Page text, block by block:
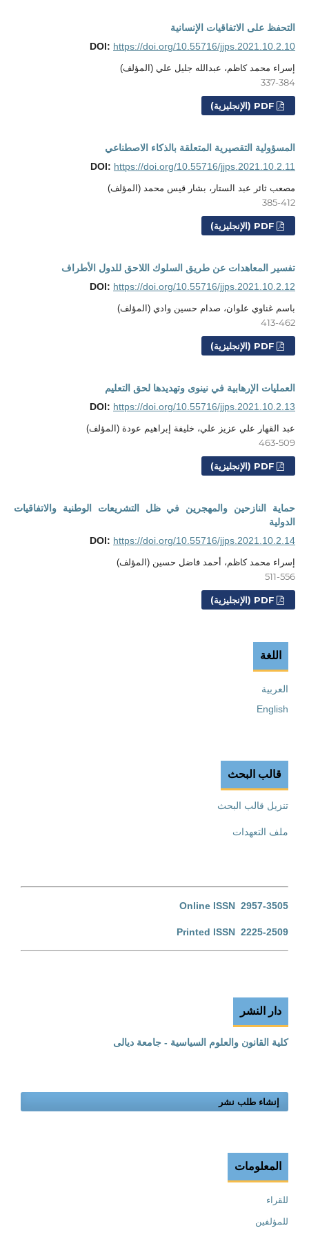
التحفظ على الاتفاقيات الإنسانية
DOI: https://doi.org/10.55716/jjps.2021.10.2.10
إسراء محمد كاظم، عبدالله جليل علي (المؤلف)
337-384
PDF (الإنجليزية)
المسؤولية التقصيرية المتعلقة بالذكاء الاصطناعي
DOI: https://doi.org/10.55716/jjps.2021.10.2.11
مصعب ثائر عبد الستار، بشار قيس محمد (المؤلف)
385-412
PDF (الإنجليزية)
تفسير المعاهدات عن طريق السلوك اللاحق للدول الأطراف
DOI: https://doi.org/10.55716/jjps.2021.10.2.12
باسم غناوي علوان، صدام حسين وادي (المؤلف)
413-462
PDF (الإنجليزية)
العمليات الإرهابية في نينوى وتهديدها لحق التعليم
DOI: https://doi.org/10.55716/jjps.2021.10.2.13
عبد القهار علي عزيز علي، خليفة إبراهيم عودة (المؤلف)
463-509
PDF (الإنجليزية)
حماية النازحين والمهجرين في ظل التشريعات الوطنية والاتفاقيات
الدولية
DOI: https://doi.org/10.55716/jjps.2021.10.2.14
إسراء محمد كاظم، أحمد فاضل حسين (المؤلف)
511-556
PDF (الإنجليزية)
اللغة
العربية
English
قالب البحث
تنزيل قالب البحث
ملف التعهدات
Online ISSN 2957-3505
Printed ISSN 2225-2509
دار النشر
كلية القانون والعلوم السياسية - جامعة ديالى
إنشاء طلب نشر
المعلومات
للقراء
للمؤلفين